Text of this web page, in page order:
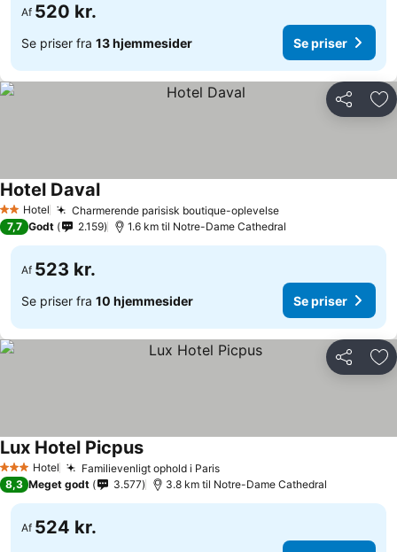
Af 520 kr.
Se priser fra 13 hjemmesider Se priser
Del
2 Stjerner
Hotel Charmerende parisisk boutique-oplevelse
Hotel Daval
7,7 Godt 2.159 1.6 km til Notre-Dame Cathedral
Af 523 kr.
Se priser fra 10 hjemmesider Se priser
Del
3 StjernerHotel Familievenligt ophold i Paris
Lux Hotel Picpus
8,3 Meget godt 3.577 3.8 km til Notre-Dame Cathedral
Af 524 kr.